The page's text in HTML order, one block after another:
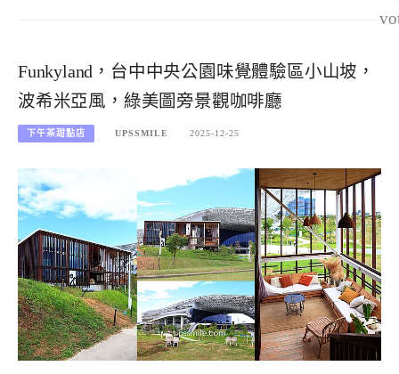
Funkyland，台中中央公園味覺體驗區小山坡，
波希米亞風，綠美圖旁景觀咖啡廳
下午茶甜點店 UPSSMILE 2025-12-25